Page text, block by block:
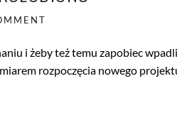
i żeby też temu zapobiec
rozpoczęcia nowego